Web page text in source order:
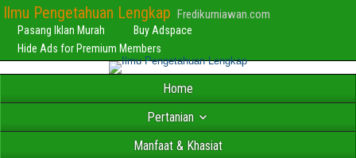
Ilmu Pengetahuan Lengkap Fredikurniawan.com
Pasang Iklan Murah
Buy Adspace
Hide Ads for Premium Members
Home
Pertanian
Manfaat & Khasiat